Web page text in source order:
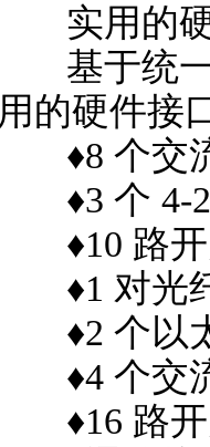
实用的硬
基于统一
用的硬件接
♦8 个交
♦3 个 4-
♦10 路
♦1 对光
♦2 个以
♦4 个交
♦16 路